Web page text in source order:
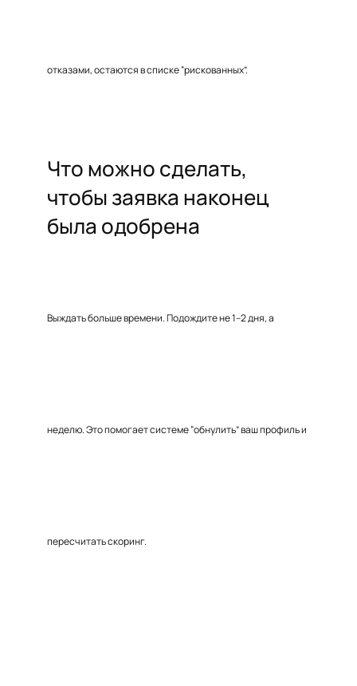
отказами, остаются в списке “рискованных”.
Что можно сделать,
чтобы заявка наконец
была одобрена
Выждать больше времени. Подождите не 1–2 дня, а
неделю. Это помогает системе “обнулить” ваш профиль и
пересчитать скоринг.